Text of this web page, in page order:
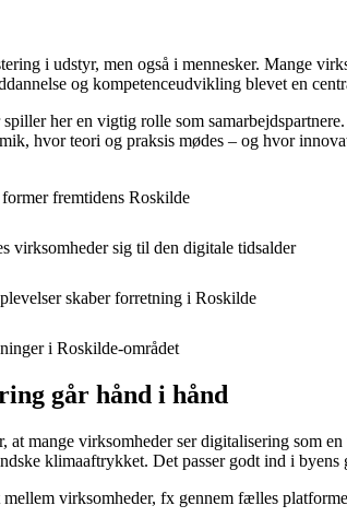
i udstyr, men også i mennesker. Mange
og kompetenceudvikling blevet en
her en vigtig rolle som
hvor teori og praksis mødes – og hvor
fremtidens Roskilde
virksomheder sig til den digitale tidsalder
skaber forretning i Roskilde
i Roskilde-området
går hånd i hånd
at mange virksomheder ser digitalisering
klimaaftrykket. Det passer godt ind i
virksomheder, fx gennem fælles